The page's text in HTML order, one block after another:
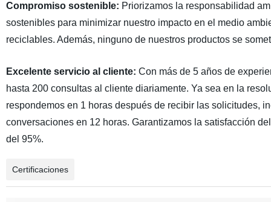
Compromiso sostenible: Priorizamos la responsabilidad
sostenibles para minimizar nuestro impacto en el medio
reciclables. Además, ninguno de nuestros productos se
Excelente servicio al cliente: Con más de 5 años de
hasta 200 consultas al cliente diariamente. Ya sea en la
respondemos en 1 horas después de recibir las solicitudes,
conversaciones en 12 horas. Garantizamos la satisfacción
del 95%.
Certificaciones